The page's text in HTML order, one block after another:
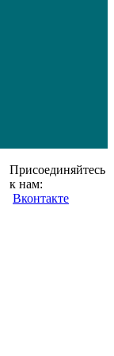
Присоединяйтесь
к нам:
Вконтакте